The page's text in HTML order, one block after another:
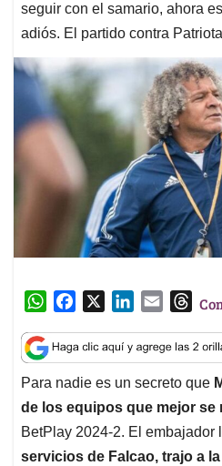
seguir con el samario, ahora
adiós. El partido contra
W
a
t
s
A
p
p
c
e
b
o
o
k
n
k
e
d
I
n
a
i
l
T
r
e
a
d
s
Para nadie es un secreto que
de los equipos que mejor se
BetPlay 2024-2. El embajador
servicios de Falcao, trajo a